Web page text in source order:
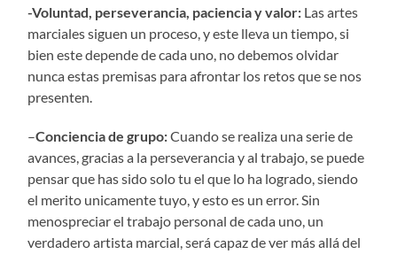
-Voluntad, perseverancia, paciencia y valor: Las artes
marciales siguen un proceso, y este lleva un tiempo, si
bien este depende de cada uno, no debemos olvidar
nunca estas premisas para afrontar los retos que se nos
presenten.
–Conciencia de grupo:Cuando se realiza una serie de
avances, gracias a la perseverancia y al trabajo, se puede
pensar que has sido solo tu el que lo ha logrado, siendo
el merito unicamente tuyo, y esto es un error. Sin
menospreciar el trabajo personal de cada uno, un
verdadero artista marcial, será capaz de ver más allá del